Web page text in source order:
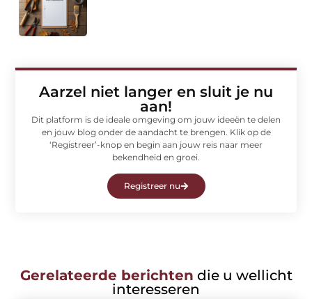
Aarzel niet langer en sluit je nu
aan!
Dit platform is de ideale omgeving om jouw ideeën te delen
en jouw blog onder de aandacht te brengen. Klik op de
‘Registreer’-knop en begin aan jouw reis naar meer
bekendheid en groei.
Registreer nu
Gerelateerde berichten die u wellicht
interesseren